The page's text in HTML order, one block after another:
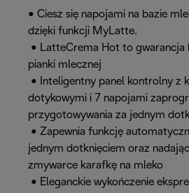
• Ciesz się napojami na bazie
dzięki funkcji MyLatte.
• LatteCrema Hot to gwarancja
pianki mlecznej
• Inteligentny panel kontrolny z
dotykowymi i 7 napojami
przygotowywania za jednym
• Zapewnia funkcję
jednym dotknięciem oraz
zmywarce karafkę na mleko
• Eleganckie wykończenie